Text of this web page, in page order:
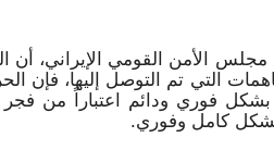
الأمن القومي الإيراني، أن
التي تم التوصل إليها، فإن
فوري ودائم اعتباراً من فجر
كامل وفوري.